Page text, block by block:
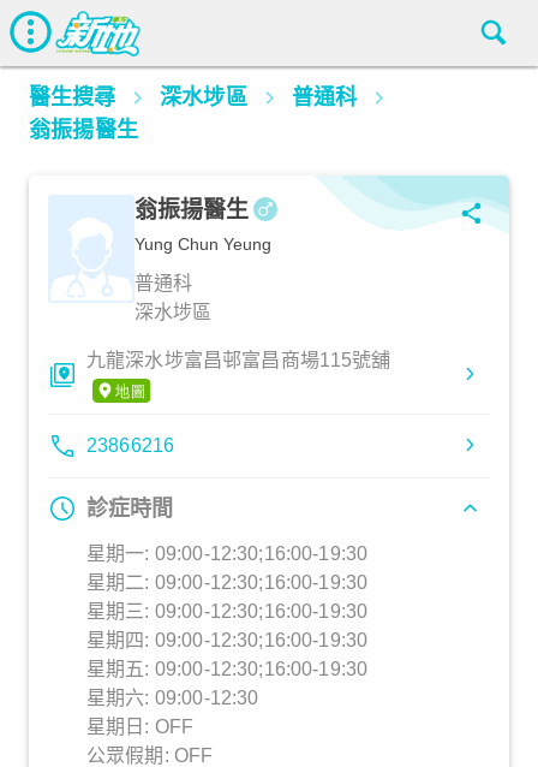
醫生搜尋 深水埗區
普通科
翁振揚醫生
翁振揚醫生
Yung Chun Yeung
普通科
深水埗區
九龍深水埗富昌邨富昌商場115號舖
23866216
診症時間
星期一: 09:00-12:30;16:00-19:30
星期二: 09:00-12:30;16:00-19:30
星期三: 09:00-12:30;16:00-19:30
星期四: 09:00-12:30;16:00-19:30
星期五: 09:00-12:30;16:00-19:30
星期六: 09:00-12:30
星期日: OFF
公眾假期: OFF